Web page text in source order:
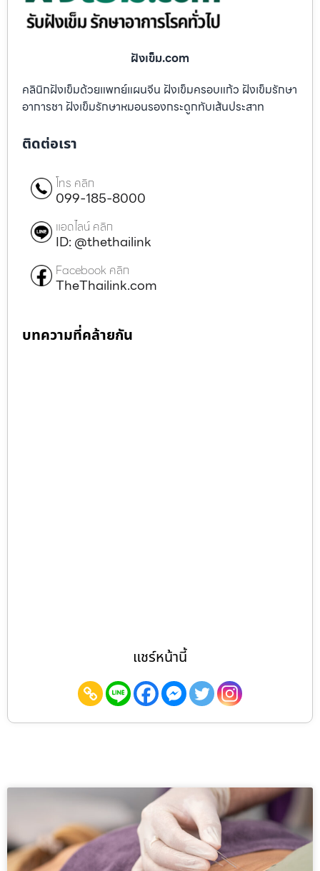
ฝังเข็ม.com
คลินิกฝังเข็มด้วยแพทย์แผนจีน ฝังเข็มครอบแก้ว ฝังเข็มรักษา
อาการชา ฝังเข็มรักษาหมอนรองกระดูกทับเส้นประสาท
ติดต่อเรา
โทร คลิก
099-185-8000
แอดไลน์ คลิก
ID: @thethailink
Facebook คลิก
TheThailink.com
บทความที่คล้ายกัน
แชร์หน้านี้